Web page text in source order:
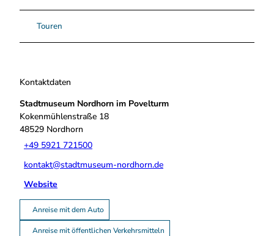
Touren
Kontaktdaten
Stadtmuseum Nordhorn im Povelturm
Kokenmühlenstraße 18
48529 Nordhorn
+49 5921 721500
kontakt@stadtmuseum-nordhorn.de
Website
Anreise mit dem Auto
Anreise mit öffentlichen Verkehrsmitteln